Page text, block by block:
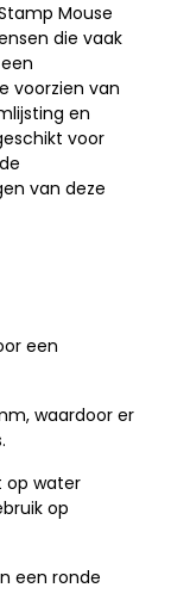
Mouse
die vaak
voorzien van
en
voor
van deze
een
waardoor er
op water
op
een ronde